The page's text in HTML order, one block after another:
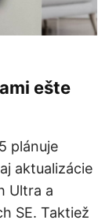
ešte
plánuje
aktualizácie
Ultra a
SE. Taktiež